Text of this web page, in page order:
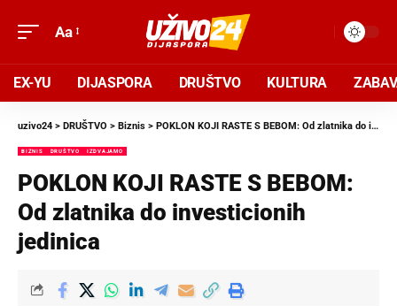
Aa
EX-YU DIJASPORA DRUŠTVO KULTURA
uzivo24 > DRUŠTVO > Biznis > POKLON KOJI RASTE S BEBOM: Od zlatnika do investicionih jedinica
BIZNIS DRUŠTVO IZDVAJAMO
POKLON KOJI RASTE S BEBOM:
Od zlatnika do investicionih
jedinica